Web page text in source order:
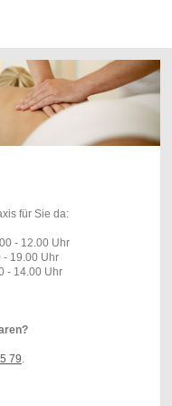
für Sie da:
- 12.00 Uhr
Uhr
Uhr
79